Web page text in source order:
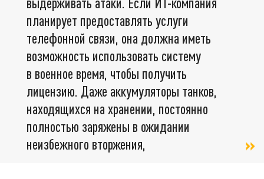
планирует предоставлять услуги
телефонной связи, она должна иметь
возможность использовать систему
в военное время, чтобы получить
лицензию. Даже аккумуляторы танков,
находящихся на хранении, постоянно
полностью заряжены в ожидании
неизбежного вторжения,